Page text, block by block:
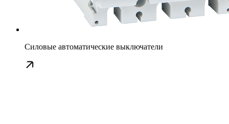
Силовые автоматические выключатели